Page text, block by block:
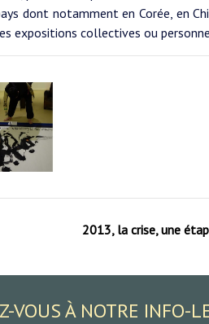
dont notamment en Corée, en
expositions collectives ou
2013, la crise, une
VOUS À NOTRE INFO-